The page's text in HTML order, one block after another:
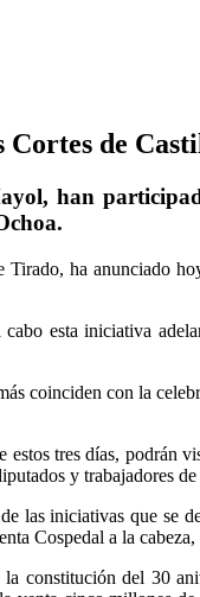
Cortes de
han
ha anunciado
esta iniciativa
coinciden con la
tres días, podrán
y trabajadores
las iniciativas que se
Cospedal a la
constitución del 30